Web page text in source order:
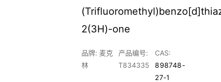
2(3H)-one
品牌: 麦克
林
产品编号:
T834335
CAS:
898748-
27-1